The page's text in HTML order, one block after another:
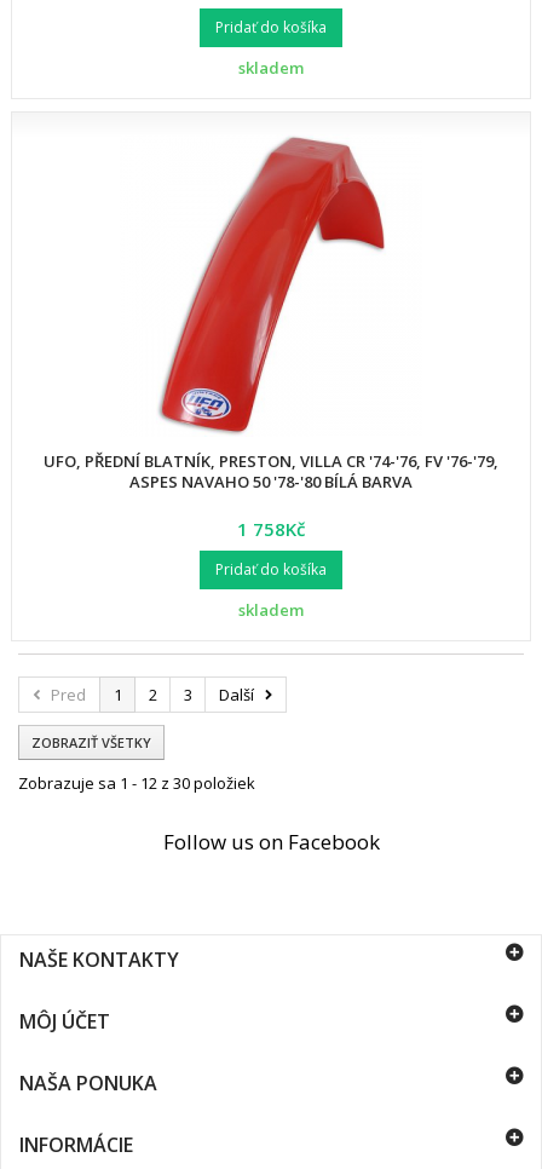
Pridať do košíka
skladem
UFO, PŘEDNÍ BLATNÍK, PRESTON, VILLA CR '74-'76, FV '76-'79,
ASPES NAVAHO 50 '78-'80 BÍLÁ BARVA
1 758Kč
Pridať do košíka
skladem
Pred 1 2 3 Další
ZOBRAZIŤ VŠETKY
Zobrazuje sa 1 - 12 z 30 položiek
Follow us on Facebook
NAŠE KONTAKTY
MÔJ ÚČET
NAŠA PONUKA
INFORMÁCIE